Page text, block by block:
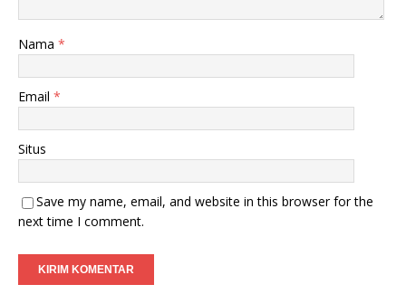
Nama *
Email *
Situs
Save my name, email, and website in this browser for the
next time I comment.